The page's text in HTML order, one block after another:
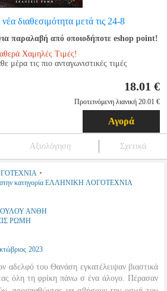
διαθεσιμότητα μετά τις 24-8
παραλαβή από οποιοδήποτε eshop point!
Χαμηλές Τιμές!
μέρα τις πιο ανταγωνιστικές τιμές
18.01 €
Προτεινόμενη λιανική 20.01 €
Αγορά
Αξιολόγηση Σχετικά
•
κατηγορία ΕΛΛΗΝΙΚΗ ΛΟΓΟΤΕΧΝΙΑ
ΑΝΘΗ
ΡΩΜΗ
2023
αδελφό του Θανάση εγκατέλειψαν βιαστικά
όλη τη φρίκη πάνω σ ένα άλογο. Πέρασαν